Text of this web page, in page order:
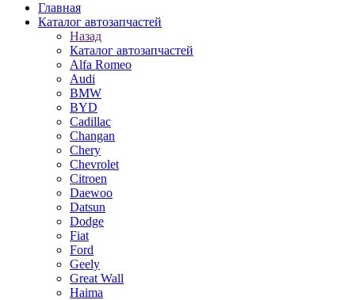
Главная
Каталог автозапчастей
Назад
Каталог автозапчастей
Alfa Romeo
Audi
BMW
BYD
Cadillac
Changan
Chery
Chevrolet
Citroen
Daewoo
Datsun
Dodge
Fiat
Ford
Geely
Great Wall
Haima